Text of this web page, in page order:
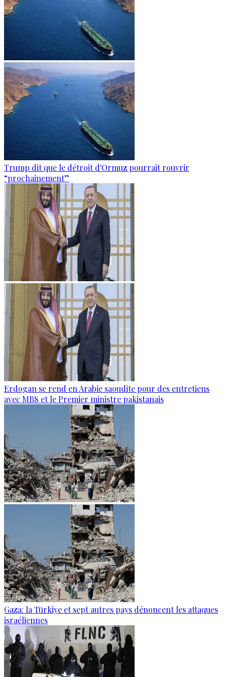
Trump dit que le détroit d'Ormuz pourrait rouvrir
“prochainement”
Erdogan se rend en Arabie saoudite pour des entretiens
avec MBS et le Premier ministre pakistanais
Gaza: la Türkiye et sept autres pays dénoncent les attaques
israéliennes